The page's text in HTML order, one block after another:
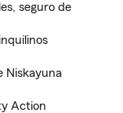
seguro de
Niskayuna
Action